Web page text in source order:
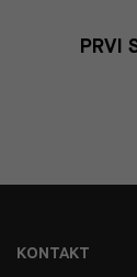
PRVI
KONTAKT